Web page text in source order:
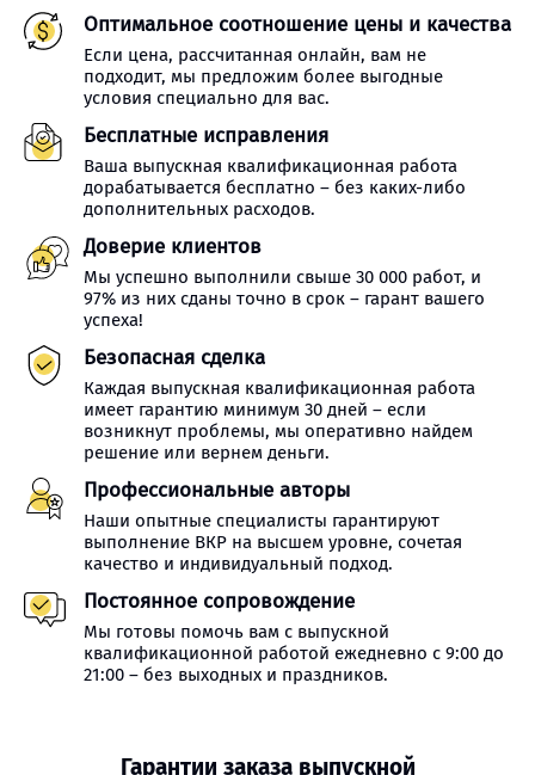
Оптимальное соотношение цены и качества
Если цена, рассчитанная онлайн, вам не
подходит, мы предложим более выгодные
условия специально для вас.
Бесплатные исправления
Ваша выпускная квалификационная работа
дорабатывается бесплатно – без каких-либо
дополнительных расходов.
Доверие клиентов
Мы успешно выполнили свыше 30 000 работ, и
97% из них сданы точно в срок – гарант вашего
успеха!
Безопасная сделка
Каждая выпускная квалификационная работа
имеет гарантию минимум 30 дней – если
возникнут проблемы, мы оперативно найдем
решение или вернем деньги.
Профессиональные авторы
Наши опытные специалисты гарантируют
выполнение ВКР на высшем уровне, сочетая
качество и индивидуальный подход.
Постоянное сопровождение
Мы готовы помочь вам с выпускной
квалификационной работой ежедневно с 9:00 до
21:00 – без выходных и праздников.
Гарантии заказа выпускной